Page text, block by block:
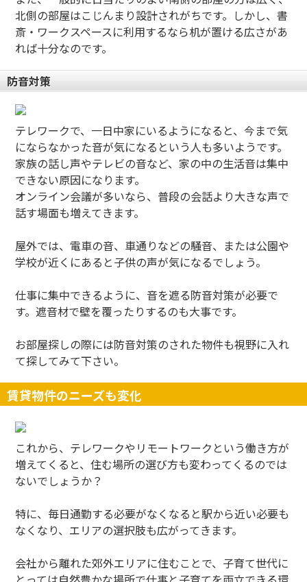
北側の部屋はこじんまり設計されがちです。しかし、書
斎・ワークスペースに利用するなら机が置ける広さがあ
れば十分なのです。
防音対策
テレワークで、一日中家にいるようになると、今まで気
にならなかった音が気になるという人も多いようです。
家族の話し声やテレビの音など、家の中の生活音は集中
できない原因になります。
オンライン会議が多いなら、普段の会話より大きな声で
話す場面も増えてきます。
屋外では、電車の音、車通りなどの騒音、または公園や
学校が近くにあると子供の声が気になるでしょう。
仕事に集中できるように、音を遮る防音対策が必要で
す。遮音材で壁を覆ったりするのも大事です。
お部屋探しの際には防音対策のされた物件も視野に入れ
て探してみて下さい。
賃貸物件のニーズも変化
これから、テレワークやリモートワークという働き方が
増えてくると、住む場所の選び方も変わってくるのでは
ないでしょうか？
特に、毎日通勤する必要がなくなると駅から近い必要も
なくなり、エリアの選択肢も広がってきます。
会社から離れた郊外エリアに住むことで、子育て世代に